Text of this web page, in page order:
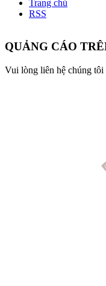
Trang chủ
RSS
QUẢNG CÁO
Vui lòng liên hệ chúng